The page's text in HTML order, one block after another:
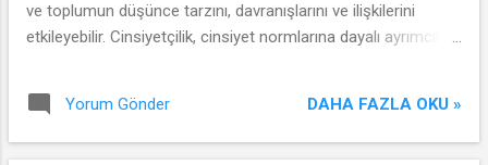
ve toplumun düşünce tarzını, davranışlarını ve ilişkilerini
etkileyebilir. Cinsiyetçilik, cinsiyet normlarına dayalı ayrımcılığı
cinsiyet eşitliğini teşvik etmek için toplumsal farkındalık
yaratmak önemli bir adımdır. Bu makalede, toplumsal cinsiyet
normlarını değiştirmek amacıyla toplumsal farkındalığı
Yorum Gönder DAHA FAZLA OKU »